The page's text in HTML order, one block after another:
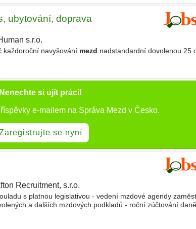
ubytování, doprava
s.r.o.
každoroční navyšování mezd nadstandardní dovolenou 25
Nenechte si ujít práci!
e-mailem na Správa Mezd v Česko.
se nyní
Recruitment, s.r.o.
s platnou legislativou - vedení mzdové agendy
a dalších mzdových podkladů - roční zúčtování